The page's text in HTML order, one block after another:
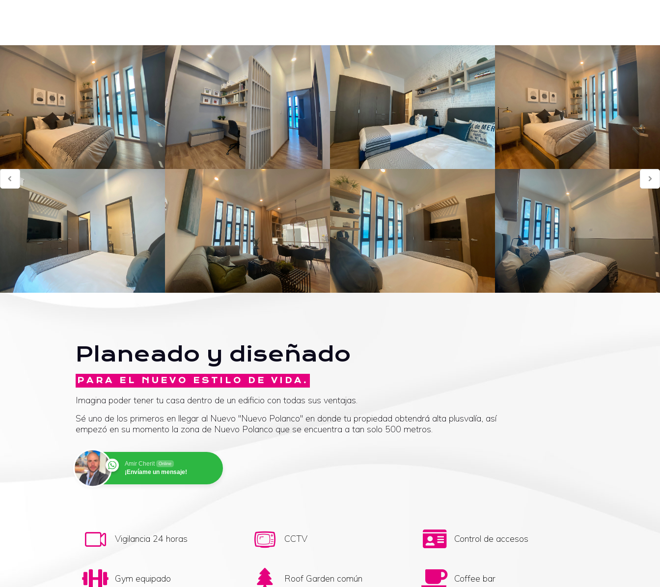
Planeado y diseñado
PARA EL NUEVO ESTILO DE VIDA.
Imagina poder tener tu casa dentro de un edificio con todas sus ventajas.
Sé uno de los primeros en llegar al Nuevo "Nuevo Polanco" en donde tu propiedad obtendrá alta plusvalía, así
empezó en su momento la zona de Nuevo Polanco que se encuentra a tan solo 500 metros.
Amir Cherit Online
¡Envíame un mensaje!
Vigilancia 24 horas CCTV Control de accesos
Gym equipado Roof Garden común Coffee bar